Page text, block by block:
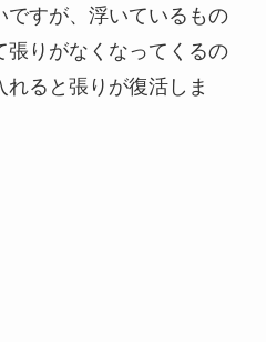
ですが、浮いているもの
張りがなくなってくるの
ると張りが復活しま